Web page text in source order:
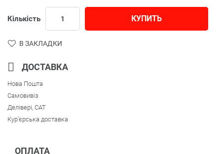
Кількість КУПИТЬ
В ЗАКЛАДКИ
ДОСТАВКА
Нова Пошта
Самовивіз
Делівері, CAT
Кур'єрська доставка
ОПЛАТА